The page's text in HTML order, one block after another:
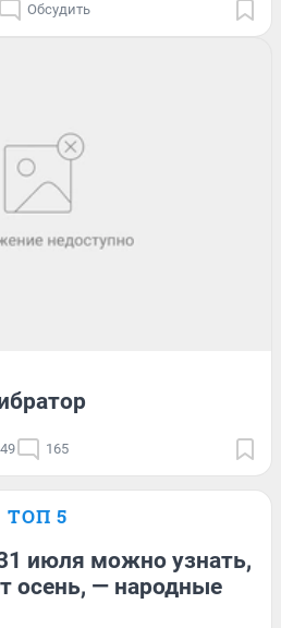
Обсудить
165
ТОП 5
июля можно узнать,
осень, — народные